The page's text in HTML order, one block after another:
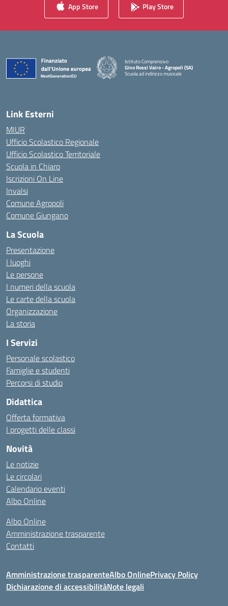
App Store Play Store
Istituto Comprensivo
Gino Rossi Vairo - Agropoli (SA)
Scuola ad indirizzo musicale
Link Esterni
MIUR
Ufficio Scolastico Regionale
Ufficio Scolastico Territoriale
Scuola in Chiaro
Iscrizioni On Line
Invalsi
Comune Agropoli
Comune Giungano
La Scuola
Presentazione
I luoghi
Le persone
I numeri della scuola
Le carte della scuola
Organizzazione
La storia
I Servizi
Personale scolastico
Famiglie e studenti
Percorsi di studio
Didattica
Offerta formativa
I progetti delle classi
Novità
Le notizie
Le circolari
Calendario eventi
Albo Online
Albo Online
Amministrazione trasparente
Contatti
Amministrazione trasparenteAlbo OnlinePrivacy Policy
Dichiarazione di accessibilitàNote legali